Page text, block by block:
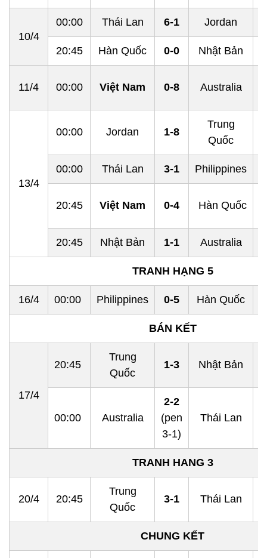
10/4
00:00 Thái Lan 6-1 Jordan
20:45 Hàn Quốc 0-0 Nhật Bản
11/4 00:00 Việt Nam 0-8 Australia
13/4
00:00 Jordan 1-8
Trung
Quốc
00:00 Thái Lan 3-1 Philippines
20:45 Việt Nam 0-4 Hàn Quốc
20:45 Nhật Bản 1-1 Australia
TRANH HẠNG 5
16/4 00:00 Philippines 0-5 Hàn Quốc
BÁN KẾT
17/4
20:45
Trung
Quốc
1-3 Nhật Bản
00:00 Australia
2-2
(pen
3-1)
Thái Lan
TRANH HANG 3
20/4 20:45
Trung
Quốc
3-1 Thái Lan
CHUNG KẾT